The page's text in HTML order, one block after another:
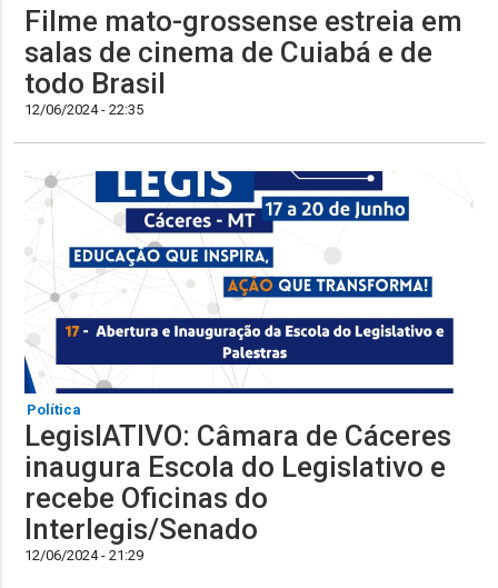
Filme mato-grossense estreia em
salas de cinema de Cuiabá e de
todo Brasil
12/06/2024 - 22:35
Política
LegislATIVO: Câmara de Cáceres
inaugura Escola do Legislativo e
recebe Oficinas do
Interlegis/Senado
12/06/2024 - 21:29